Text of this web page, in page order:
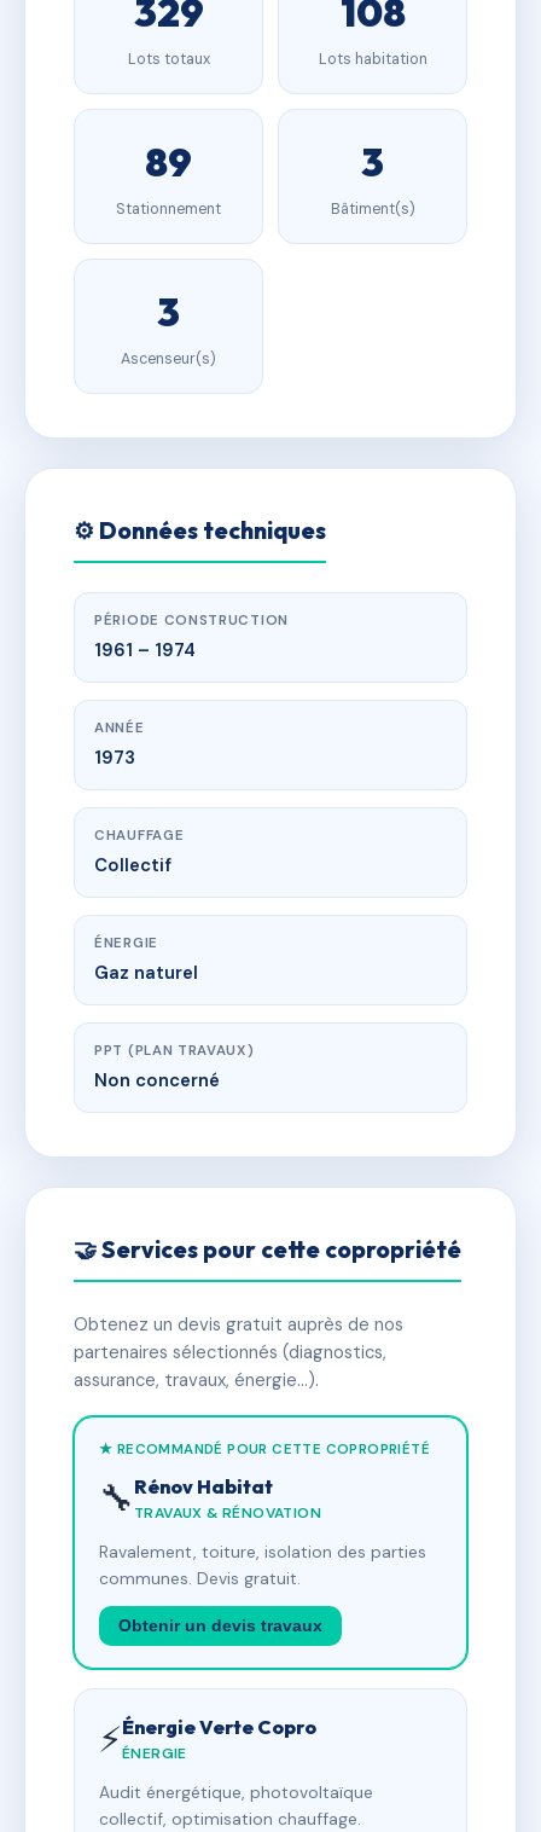
329
Lots totaux
108
Lots habitation
89
Stationnement
3
Bâtiment(s)
3
Ascenseur(s)
⚙️ Données techniques
PÉRIODE CONSTRUCTION
1961 – 1974
ANNÉE
1973
CHAUFFAGE
Collectif
ÉNERGIE
Gaz naturel
PPT (PLAN TRAVAUX)
Non concerné
🤝 Services pour cette copropriété
Obtenez un devis gratuit auprès de nos
partenaires sélectionnés (diagnostics,
assurance, travaux, énergie…).
★ RECOMMANDÉ POUR CETTE COPROPRIÉTÉ
🔧 Rénov Habitat
TRAVAUX & RÉNOVATION
Ravalement, toiture, isolation des parties
communes. Devis gratuit.
Obtenir un devis travaux
⚡Énergie Verte Copro
ÉNERGIE
Audit énergétique, photovoltaïque
collectif, optimisation chauffage.